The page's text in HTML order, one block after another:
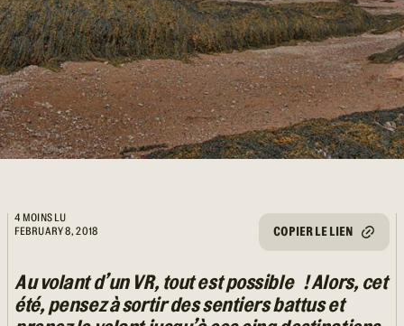
4 MOINS LU
FEBRUARY 8, 2018
COPIER LE LIEN
Au volant d’un VR, tout est possible ! Alors, cet
été, pensez à sortir des sentiers battus et